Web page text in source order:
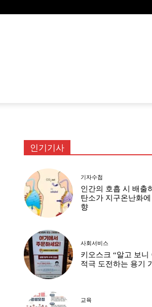
인기기사
기자수첩
인간의 호흡 시 배출
탄소가 지구온난화
향
사회서비스
키오스크 “알고 보
적극 도전하는 용기
교육